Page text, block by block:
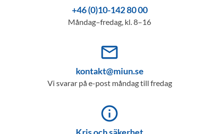
+46 (0)10-142 80 00
Måndag–fredag, kl. 8–16
mail_outline
kontakt@miun.se
Vi svarar på e-post måndag till fredag
info_outline